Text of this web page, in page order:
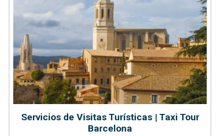
Servicios de Visitas Turísticas | Taxi Tour
Barcelona